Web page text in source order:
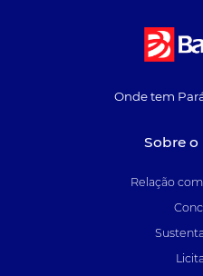
Onde tem
Sobre o
Relação